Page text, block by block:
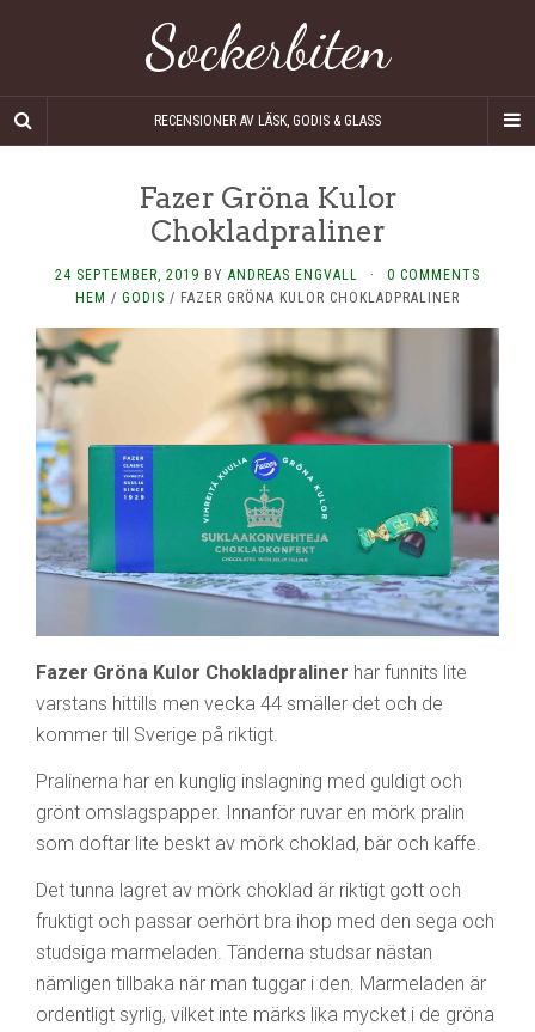
Sockerbiten
RECENSIONER AV LÄSK, GODIS & GLASS
Fazer Gröna Kulor
Chokladpraliner
24 SEPTEMBER, 2019 BY ANDREAS ENGVALL ·
0 COMMENTS
HEM / GODIS / FAZER GRÖNA KULOR CHOKLADPRALINER
Fazer Gröna Kulor Chokladpraliner har funnits lite
varstans hittills men vecka 44 smäller det och de
kommer till Sverige på riktigt.
Pralinerna har en kunglig inslagning med guldigt och
grönt omslagspapper. Innanför ruvar en mörk pralin
som doftar lite beskt av mörk choklad, bär och kaffe.
Det tunna lagret av mörk choklad är riktigt gott och
fruktigt och passar oerhört bra ihop med den sega och
studsiga marmeladen. Tänderna studsar nästan
nämligen tillbaka när man tuggar i den. Marmeladen är
ordentligt syrlig, vilket inte märks lika mycket i de gröna